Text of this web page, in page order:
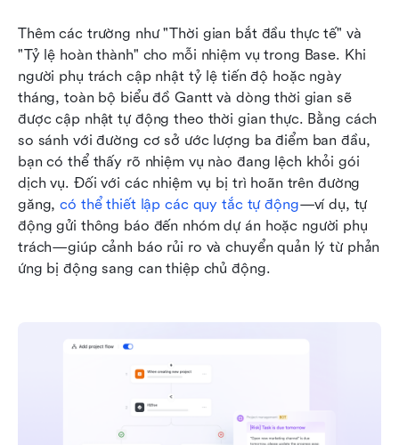
Thêm các trường như "Thời gian bắt đầu thực tế" và
"Tỷ lệ hoàn thành" cho mỗi nhiệm vụ trong Base. Khi
người phụ trách cập nhật tỷ lệ tiến độ hoặc ngày
tháng, toàn bộ biểu đồ Gantt và dòng thời gian sẽ
được cập nhật tự động theo thời gian thực. Bằng cách
so sánh với đường cơ sở ước lượng ba điểm ban đầu,
bạn có thể thấy rõ nhiệm vụ nào đang lệch khỏi gói
dịch vụ. Đối với các nhiệm vụ bị trì hoãn trên đường
găng, có thể thiết lập các quy tắc tự động—ví dụ, tự
động gửi thông báo đến nhóm dự án hoặc người phụ
trách—giúp cảnh báo rủi ro và chuyển quản lý từ phản
ứng bị động sang can thiệp chủ động.